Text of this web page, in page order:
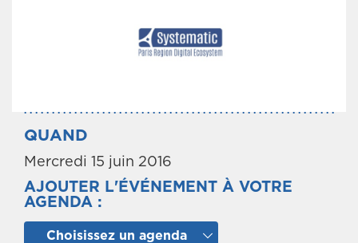
QUAND
Mercredi 15 juin 2016
AJOUTER L'ÉVÉNEMENT À VOTRE
AGENDA :
Choisissez un agenda